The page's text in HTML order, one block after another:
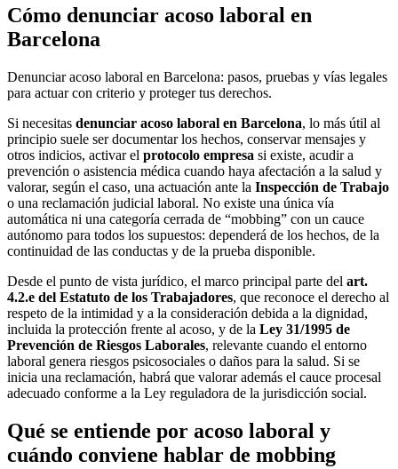
Cómo denunciar acoso laboral en
Barcelona
Denunciar acoso laboral en Barcelona: pasos, pruebas y vías legales
para actuar con criterio y proteger tus derechos.
Si necesitas denunciar acoso laboral en Barcelona, lo más útil al
principio suele ser documentar los hechos, conservar mensajes y
otros indicios, activar el protocolo empresa si existe, acudir a
prevención o asistencia médica cuando haya afectación a la salud y
valorar, según el caso, una actuación ante la Inspección de Trabajo
o una reclamación judicial laboral. No existe una única vía
automática ni una categoría cerrada de “mobbing” con un cauce
autónomo para todos los supuestos: dependerá de los hechos, de la
continuidad de las conductas y de la prueba disponible.
Desde el punto de vista jurídico, el marco principal parte del art.
4.2.e del Estatuto de los Trabajadores, que reconoce el derecho al
respeto de la intimidad y a la consideración debida a la dignidad,
incluida la protección frente al acoso, y de la Ley 31/1995 de
Prevención de Riesgos Laborales, relevante cuando el entorno
laboral genera riesgos psicosociales o daños para la salud. Si se
inicia una reclamación, habrá que valorar además el cauce procesal
adecuado conforme a la Ley reguladora de la jurisdicción social.
Qué se entiende por acoso laboral y
cuándo conviene hablar de mobbing